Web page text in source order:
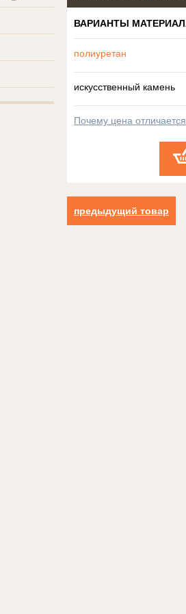
ВАРИАНТЫ
полиуретан
искусственный камень
Почему цена
предыдущий товар